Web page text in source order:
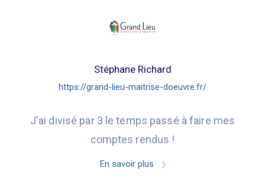
Stéphane Richard
https://grand-lieu-maitrise-doeuvre.fr/
J'ai divisé par 3 le temps passé à faire mes
comptes rendus !
En savoir plus